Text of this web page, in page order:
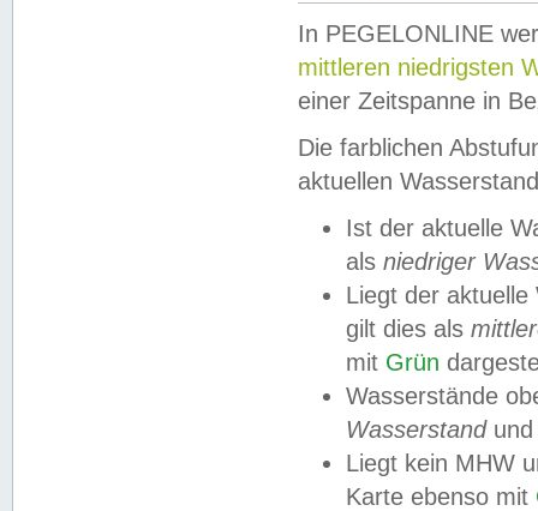
In PEGELONLINE
mittleren niedrigsten
einer Zeitspanne in
Die farblichen
aktuellen
Ist der aktuelle
als niedriger
Liegt der
gilt dies als
mit Grün
Wasserstände
Wasserstandund
Liegt kein MHW
Karte ebenso mit